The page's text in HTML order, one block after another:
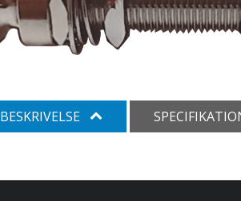
BESKRIVELSE